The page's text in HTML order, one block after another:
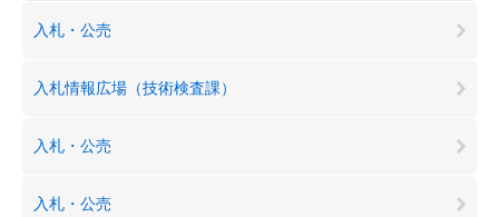
入札・公売
入札情報広場（技術検査課）
入札・公売
入札・公売